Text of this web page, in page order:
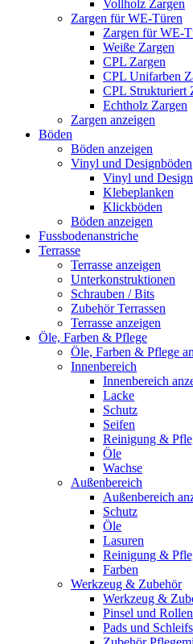
Vollholz Zargen
Zargen für WE-Türen
Zargen für WE-
Weiße Zargen
CPL Zargen
CPL Unifarben
CPL Strukturiert
Echtholz Zargen
Zargen anzeigen
Böden
Böden anzeigen
Vinyl und Designböden
Vinyl und
Klebeplanken
Klickböden
Böden anzeigen
Fussbodenanstriche
Terrasse
Terrasse anzeigen
Unterkonstruktionen
Schrauben / Bits
Zubehör Terrassen
Terrasse anzeigen
Öle, Farben & Pflege
Öle, Farben & Pflege
Innenbereich
Innenbereich
Lacke
Schutz
Seifen
Reinigung &
Öle
Wachse
Außenbereich
Außenbereich
Schutz
Öle
Lasuren
Reinigung &
Farben
Werkzeug & Zubehör
Werkzeug &
Pinsel und Rollen
Pads und